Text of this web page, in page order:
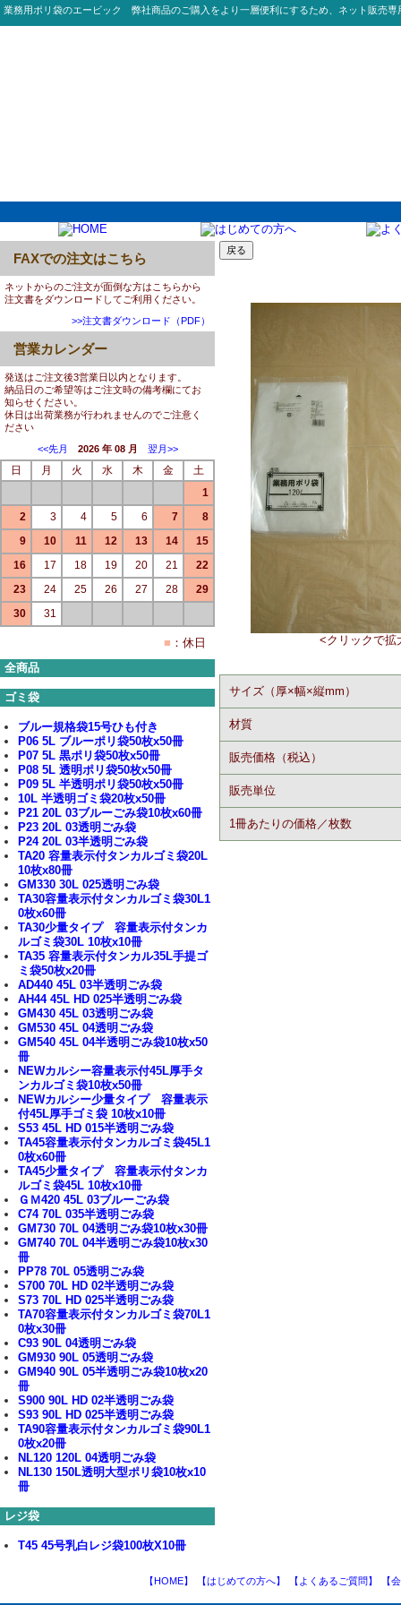
業務用ポリ袋のエービック 弊社商品のご購入をより一層便利にするため、ネット販売
FAXでの注文はこちら
ネットからのご注文が面倒な方はこちらから
注文書をダウンロードしてご利用ください。
>>注文書ダウンロード（PDF）
営業カレンダー
発送はご注文後3営業日以内となります。
納品日のご希望等はご注文時の備考欄にてお
知らせください。
休日は出荷業務が行われませんのでご注意く
ださい
<<先月
2026 年 08 月 翌月>>
日 月 火 水 木 金
土
1
2
3 4 5 6 7
8
9
10 11 12 13 14
15
16
17 18 19 20 21
22
23
24 25 26 27 28
29
30
31
■ ：休日
全商品
ゴミ袋
ブルー規格袋15号ひも付き
P06 5L ブルーポリ袋50枚x50冊
P07 5L 黒ポリ袋50枚x50冊
P08 5L 透明ポリ袋50枚x50冊
P09 5L 半透明ポリ袋50枚x50冊
10L 半透明ゴミ袋20枚x50冊
P21 20L 03ブルーごみ袋10枚x60冊
P23 20L 03透明ごみ袋
P24 20L 03半透明ごみ袋
TA20 容量表示付タンカルゴミ袋20L
10枚x80冊
GM330 30L 025透明ごみ袋
TA30容量表示付タンカルゴミ袋30L1
0枚x60冊
TA30少量タイプ 容量表示付タンカ
ルゴミ袋30L 10枚x10冊
TA35 容量表示付タンカル35L手提ゴ
ミ袋50枚x20冊
AD440 45L 03半透明ごみ袋
AH44 45L HD 025半透明ごみ袋
GM430 45L 03透明ごみ袋
GM530 45L 04透明ごみ袋
GM540 45L 04半透明ごみ袋10枚x50
冊
NEWカルシー容量表示付45L厚手タ
ンカルゴミ袋10枚x50冊
NEWカルシー少量タイプ 容量表示
付45L厚手ゴミ袋 10枚x10冊
S53 45L HD 015半透明ごみ袋
TA45容量表示付タンカルゴミ袋45L1
0枚x60冊
TA45少量タイプ 容量表示付タンカ
ルゴミ袋45L 10枚x10冊
ＧＭ420 45L 03ブルーごみ袋
C74 70L 035半透明ごみ袋
GM730 70L 04透明ごみ袋10枚x30冊
GM740 70L 04半透明ごみ袋10枚x30
冊
PP78 70L 05透明ごみ袋
S700 70L HD 02半透明ごみ袋
S73 70L HD 025半透明ごみ袋
TA70容量表示付タンカルゴミ袋70L1
0枚x30冊
C93 90L 04透明ごみ袋
GM930 90L 05透明ごみ袋
GM940 90L 05半透明ごみ袋10枚x20
冊
S900 90L HD 02半透明ごみ袋
S93 90L HD 025半透明ごみ袋
TA90容量表示付タンカルゴミ袋90L1
0枚x20冊
NL120 120L 04透明ごみ袋
NL130 150L透明大型ポリ袋10枚x10
冊
レジ袋
T45 45号乳白レジ袋100枚X10冊
<クリックで拡
サイズ（厚×幅×縦mm）
材質
販売価格（税込）
販売単位
1冊あたりの価格／枚数
【HOME】 【はじめての方へ】 【よくあるご質問】 【